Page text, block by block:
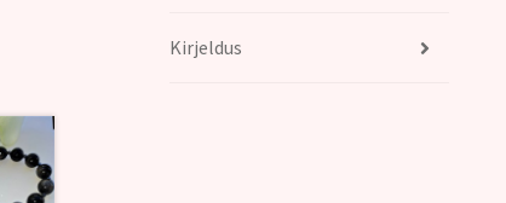
Kirjeldus